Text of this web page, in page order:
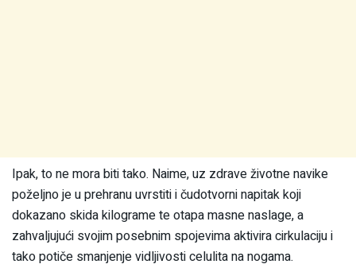
Ipak, to ne mora biti tako. Naime, uz zdrave životne navike
poželjno je u prehranu uvrstiti i čudotvorni napitak koji
dokazano skida kilograme te otapa masne naslage, a
zahvaljujući svojim posebnim spojevima aktivira cirkulaciju i
tako potiče smanjenje vidljivosti celulita na nogama.